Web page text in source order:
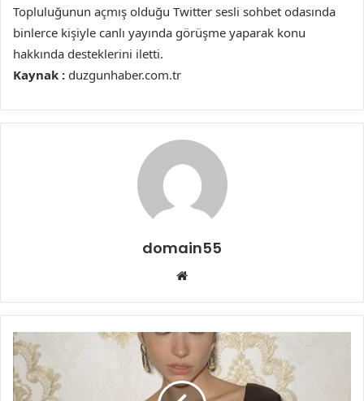
Topluluğunun açmış olduğu Twitter sesli sohbet odasında
binlerce kişiyle canlı yayında görüşme yaparak konu
hakkında desteklerini iletti.
Kaynak : duzgunhaber.com.tr
domain55
Web